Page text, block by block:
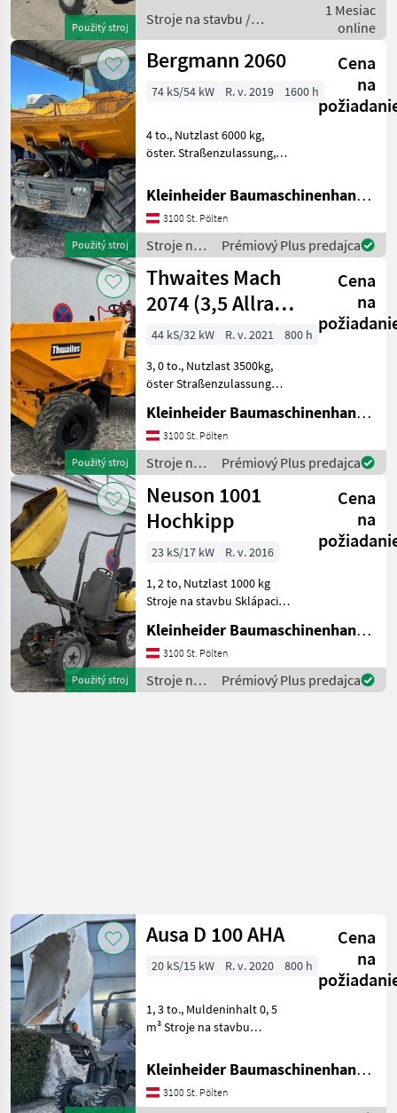
Použitý stroj
Stroje na stavbu /
Wacker Neuson
1 Mesiac
online
Použitý stroj
Bergmann 2060
Cena
na
74 kS/54 kW R. v. 2019 1600 h
4 to., Nutzlast 6000 kg,
öster. Straßenzulassung,
stavbu Sklápacie vozidlo
Kleinheider Baumaschinenhandel GmbH.
3100 St. Pölten
Stroje na
stavbu /
Bergmann
Prémiový Plus predajca
Použitý stroj
Thwaites Mach
2074 (3,5 Allrad)
inkl. EZG
Cena
na
44 kS/32 kW R. v. 2021
800 h
3, 0 to., Nutzlast 3500kg,
öster Straßenzulassung
vozidlo
Kleinheider Baumaschinenhandel GmbH.
3100 St. Pölten
Stroje na
stavbu /
Thwaites
Prémiový Plus predajca
Použitý stroj
Neuson 1001
Hochkipp
Cena
na
23 kS/17 kW
R. v. 2016
1, 2 to, Nutzlast 1000 kg
Stroje na stavbu Sklápacie
Kleinheider Baumaschinenhandel GmbH.
3100 St. Pölten
Stroje na
stavbu /
Prémiový Plus predajca
Ausa D 100 AHA
Cena
na
20 kS/15 kW R. v. 2020 800 h
1, 3 to., Muldeninhalt 0, 5
m³ Stroje na stavbu
Kleinheider Baumaschinenhandel GmbH.
3100 St. Pölten